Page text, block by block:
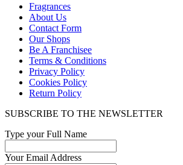
Fragrances
About Us
Contact Form
Our Shops
Be A Franchisee
Terms & Conditions
Privacy Policy
Cookies Policy
Return Policy
SUBSCRIBE TO THE NEWSLETTER
Type your Full Name
Your Email Address